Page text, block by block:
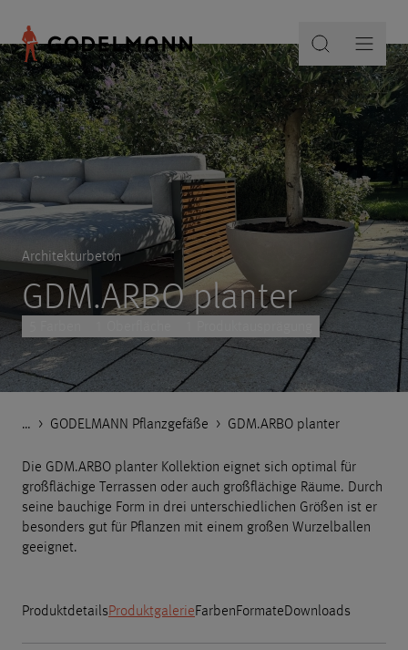
… Godelmann.de
> Produkte
> Nach Kategorien
> GODELMANN Pflanzgefäße > GDM.ARBO planter
Architekturbeton
GDM.ARBO planter
Die GDM.ARBO planter Kollektion eignet sich optimal für
großflächige Terrassen oder auch großflächige Räume. Durch
seine bauchige Form in drei unterschiedlichen Größen ist er
besonders gut für Pflanzen mit einem großen Wurzelballen
geeignet.
ProduktdetailsProduktgalerieFarbenFormateDownloads